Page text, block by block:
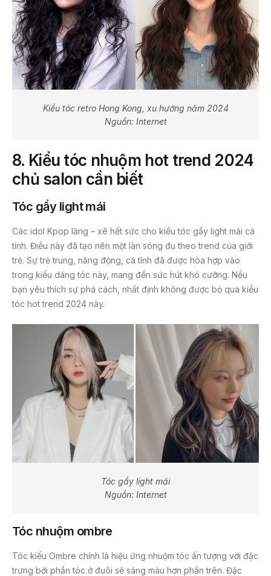
Kiểu tóc retro Hong Kong, xu hướng năm 2024
Nguồn: Internet
8. Kiểu tóc nhuộm hot trend 2024
chủ salon cần biết
Tóc gẩy light mái
Các idol Kpop lăng – xê hết sức cho kiểu tóc gẩy light mái cá
tính. Điều này đã tạo nên một làn sóng đu theo trend của giới
trẻ. Sự trẻ trung, năng động, cá tính đã được hòa hợp vào
trong kiểu dáng tóc này, mang đến sức hút khó cưỡng. Nếu
bạn yêu thích sự phá cách, nhất định không được bỏ qua kiểu
tóc hot trend 2024 này.
Tóc gẩy light mái
Nguồn: Internet
Tóc nhuộm ombre
Tóc kiểu Ombre chính là hiệu ứng nhuộm tóc ấn tượng với đặc
trưng bởi phần tóc ở đuôi sẽ sáng màu hơn phần trên. Đặc